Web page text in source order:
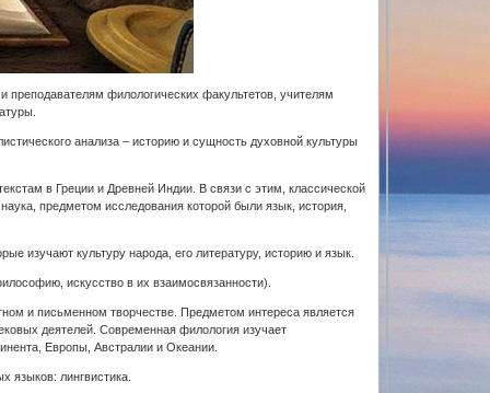
преподавателям филологических факультетов, учителям
анализа – историю и сущность духовной культуры
в Греции и Древней Индии. В связи с этим, классической
предметом исследования которой были язык, история,
изучают культуру народа, его литературу, историю и язык.
искусство в их взаимосвязанности).
и письменном творчестве. Предметом интереса является
деятелей. Современная филология изучает
Европы, Австралии и Океании.
языков: лингвистика.